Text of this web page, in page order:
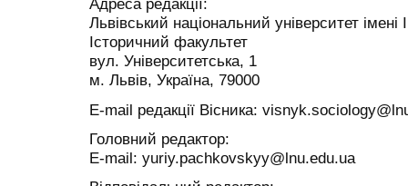
Адреса редакції:
Львівський національний університет імені
Історичний факультет
вул. Університетська, 1
м. Львів, Україна, 79000
E-mail редакції Вісника:
Головний редактор:
E-mail: yuriy.pachkovskyy@lnu.edu.ua